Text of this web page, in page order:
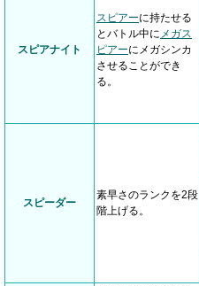
スピアナイト
スピアーに持たせる
とバトル中に メガス
ピアーにメガシンカ
させることができ
る。
スピーダー
素早さのランクを2段
階上げる。